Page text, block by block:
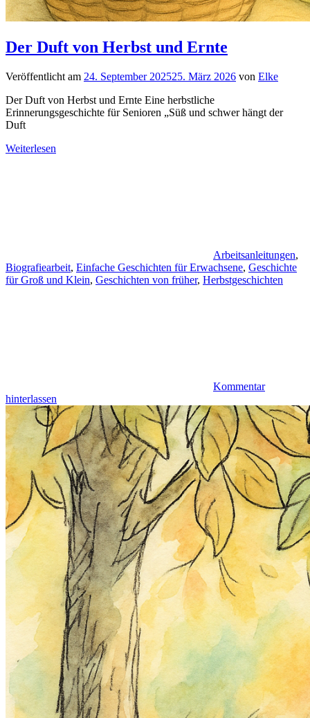
Der Duft von Herbst und Ernte
Veröffentlicht am 24. September 202525. März 2026 von Elke
Der Duft von Herbst und Ernte Eine herbstliche
Erinnerungsgeschichte für Senioren „Süß und schwer hängt der
Duft
Weiterlesen
Arbeitsanleitungen,
Biografiearbeit, Einfache Geschichten für Erwachsene, Geschichte
für Groß und Klein, Geschichten von früher, Herbstgeschichten
Kommentar
hinterlassen